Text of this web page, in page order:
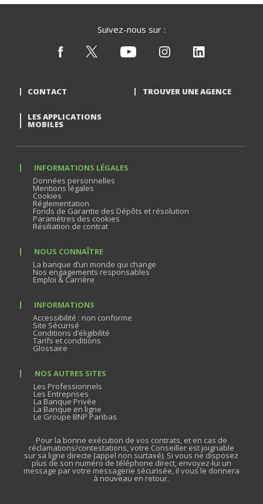
Suivez-nous sur :
CONTACT TROUVER UNE AGENCE
LES APPLICATIONS
MOBILES
INFORMATIONS LÉGALES
Données personnelles
Mentions légales
Cookies
Réglementation
Fonds de Garantie des Dépôts et résolution
Paramètres des cookies
Résiliation de contrat
NOUS CONNAÎTRE
La banque d’un monde qui change
Nos engagements responsables
Emploi & Carrière
INFORMATIONS
Accessibilité : non conforme
Site Sécurisé
Conditions d’éligibilité
Tarifs et conditions
Glossaire
NOS AUTRES SITES
Les Professionnels
Les Entreprises
La Banque Privée
La Banque en ligne
Le Groupe BNP Paribas
Pour la bonne exécution de vos contrats, et en cas de
réclamations/contestations, votre Conseiller est joignable
sur sa ligne directe (appel non surtaxé). Si vous ne disposez
plus de son numéro de téléphone direct, envoyez-lui un
message par votre messagerie sécurisée, il vous le donnera
à nouveau en retour.